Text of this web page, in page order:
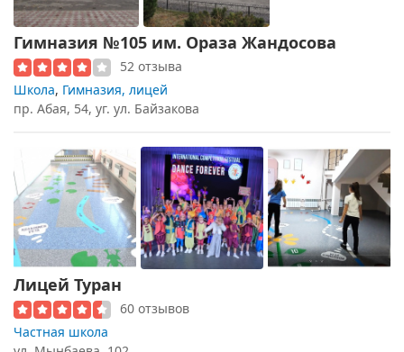
Гимназия №105 им. Ораза Жандосова
52 отзыва
Школа, Гимназия, лицей
пр. Абая, 54, уг. ул. Байзакова
Лицей Туран
60 отзывов
Частная школа